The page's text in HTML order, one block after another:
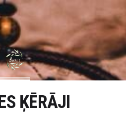
ĶĒRĀJI